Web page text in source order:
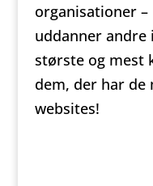
organisationer
uddanner
største og mest
dem, der har de
websites!